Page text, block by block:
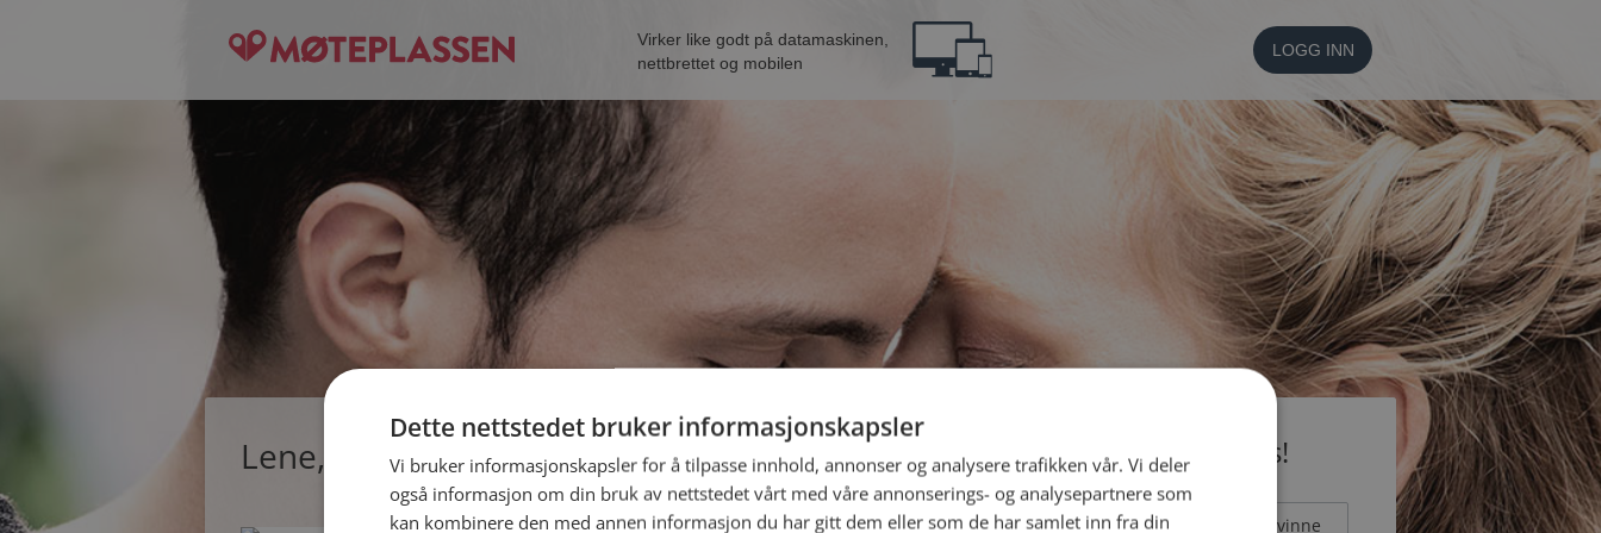
Virker like godt på datamaskinen,
nettbrettet og mobilen
LOGG INN
Lene, single kvinne fra Orkland Bli medlem gratis!
Jeg er en: Mann Kvinne
Dette nettstedet bruker informasjonskapsler
Vi bruker informasjonskapsler for å tilpasse innhold, annonser og analysere trafikken vår. Vi deler
også informasjon om din bruk av nettstedet vårt med våre annonserings- og analysepartnere som
kan kombinere den med annen informasjon du har gitt dem eller som de har samlet inn fra din